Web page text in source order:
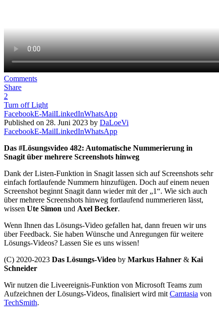
Comments
Share
2
Turn off Light
FacebookE-MailLinkedInWhatsApp
Published on 28. Juni 2023 by DaLoeVi
FacebookE-MailLinkedInWhatsApp
Das #Lösungsvideo 482: Automatische Nummerierung in
Snagit über mehrere Screenshots hinweg
Dank der Listen-Funktion in Snagit lassen sich auf Screenshots sehr
einfach fortlaufende Nummern hinzufügen. Doch auf einem neuen
Screenshot beginnt Snagit dann wieder mit der „1“. Wie sich auch
über mehrere Screenshots hinweg fortlaufend nummerieren lässt,
wissen Ute Simon und Axel Becker.
Wenn Ihnen das Lösungs-Video gefallen hat, dann freuen wir uns
über Feedback. Sie haben Wünsche und Anregungen für weitere
Lösungs-Videos? Lassen Sie es uns wissen!
(C) 2020-2023 Das Lösungs-Video by Markus Hahner & Kai
Schneider
Wir nutzen die Liveereignis-Funktion von Microsoft Teams zum
Aufzeichnen der Lösungs-Videos, finalisiert wird mit Camtasia von
TechSmith.